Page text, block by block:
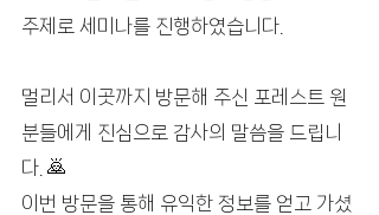
주제로 세미나를 진행하였습니다.
멀리서 이곳까지 방문해 주신 포레스트 원
분들에게 진심으로 감사의 말씀을 드립니
다. 🙇
이번 방문을 통해 유익한 정보를 얻고 가셨